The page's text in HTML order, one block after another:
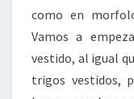
como en
Vamos a
vestido, al igual
trigos vestidos,